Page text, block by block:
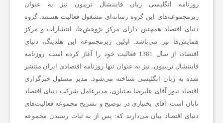
روزنامه انگلیسی ‌زبان فایننشال تریبون نیز به عنوان
زیرمجموعه‌های این گروه رسانه‌ای مشغول فعالیت هستند. گروه
دنیای اقتصاد همچنین دارای مرکز پژوهش‌ها، انتشارات و مرکز
همایش‌ها نیز می‌باشد. اولین زیرمجموعه این هلدینگ، دنیای
اقتصاد، از سال 1381 فعالیت خود را آغاز کرده است. روزنامه
فایننشال تریبیون، نیز به عنوان تنها روزنامه اقتصادی ایران منتشر
شده به زبان انگلیسی شناخته می‌شود. مدیر مسئول خبرگزاری
اقتصاد نیوز آقای علیرضا بختیاری، مدیرعامل شرکت دنیای اقتصاد
تابان است. آقای بختیاری در توضیح و تشریح مجموعه فعالیت‌های
دنیای اقتصاد بیان می‌دارند که: پس از به ثبات رسیدن مجموعه